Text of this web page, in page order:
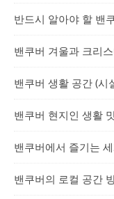
반드시 알아야 할 밴
밴쿠버 겨울과 크리
밴쿠버 생활 공간 (시
밴쿠버 현지인 생활
밴쿠버에서 즐기는
밴쿠버의 로컬 공간